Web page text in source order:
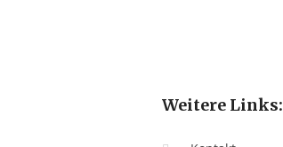
Weitere Links: